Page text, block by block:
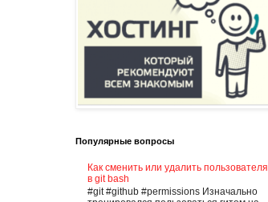
Популярные вопросы
Как сменить или удалить пользователя
в git bash
#git #github #permissions Изначально